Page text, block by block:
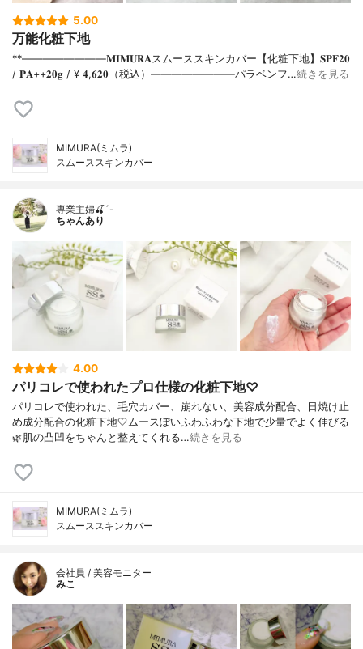
5.00
万能化粧下地
**⁡⁡⁡————————⁡𝐌𝐈𝐌𝐔𝐑𝐀スムーススキンカバー【化粧下地】𝐒𝐏𝐅𝟐𝟎
/ 𝐏𝐀++⁡𝟐𝟎𝐠 / ¥ 𝟒,𝟔𝟐𝟎（税込）⁡————————パラベンフ…続きを見る
MIMURA(ミムラ)
スムーススキンカバー
専業主婦🍒´-
ちゃんあり
4.00
パリコレで使われたプロ仕様の化粧下地♡
パリコレで使われた、毛穴カバー、崩れない、美容成分配合、日焼け止
め成分配合の化粧下地🤍ムースぽいふわふわな下地で少量でよく伸びる
🌿肌の凸凹をちゃんと整えてくれる…続きを見る
MIMURA(ミムラ)
スムーススキンカバー
会社員 / 美容モニター
みこ